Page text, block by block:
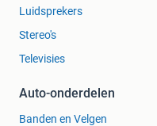
Luidsprekers
Stereo's
Televisies
Auto-onderdelen
Banden en Velgen